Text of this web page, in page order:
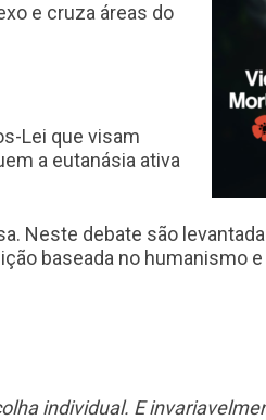
e cruza áreas do
Lei que visam
a eutanásia ativa
Neste debate são
baseada no humanismo
individual. E